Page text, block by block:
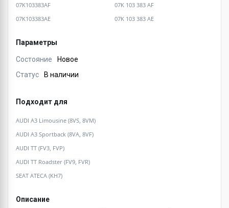
07K103383AF
07K 103 383 AF
07K103383AE
07K 103 383 AE
Параметры
Состояние
Новое
Статус
В наличии
Подходит для
AUDI A3 Limousine (8VS, 8VM)
AUDI A3 Sportback (8VA, 8VF)
AUDI TT (FV3, FVP)
AUDI TT Roadster (FV9, FVR)
SEAT ATECA (KH7)
Описание